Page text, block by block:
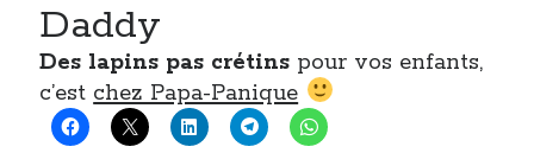
Daddy
Des lapins pas crétins pour vos enfants,
c’est chez Papa-Panique